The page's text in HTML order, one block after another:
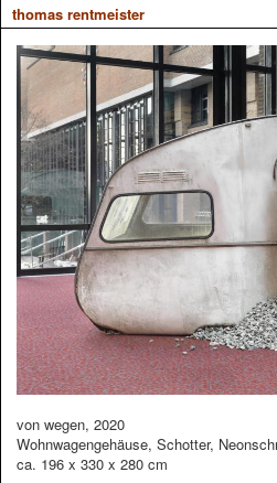
thomas rentmeister
von wegen, 2020
Wohnwagengehäuse, Schotter,
ca. 196 x 330 x 280 cm